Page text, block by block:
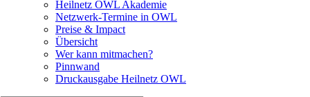
Heilnetz OWL Akademie
Netzwerk-Termine in OWL
Preise & Impact
Übersicht
Wer kann mitmachen?
Pinnwand
Druckausgabe Heilnetz OWL